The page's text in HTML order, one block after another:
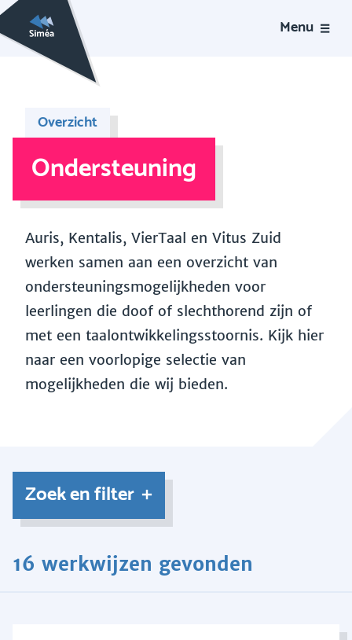
Menu
Overzicht
Ondersteuning
Auris, Kentalis, VierTaal en Vitus Zuid
werken samen aan een overzicht van
ondersteuningsmogelijkheden voor
leerlingen die doof of slechthorend zijn of
met een taalontwikkelingsstoornis. Kijk hier
naar een voorlopige selectie van
mogelijkheden die wij bieden.
Zoek en filter
16 werkwijzen gevonden